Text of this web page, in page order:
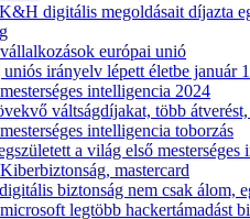
digitális megoldásait díjazta
irányelv lépett életbe január
váltságdíjakat, több
a világ első mesterséges
biztonság nem csak álom,